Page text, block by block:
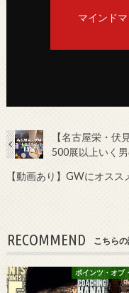
マインド
【名古屋栄・伏
500展以上いく
【動画あり】GWにオス
RECOMMEND こちらの
ポインツ・オブ